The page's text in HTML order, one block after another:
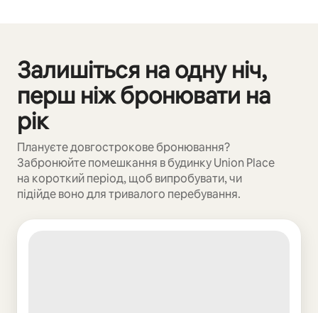
Залишіться на одну ніч,
перш ніж бронювати на
рік
Плануєте довгострокове бронювання?
Забронюйте помешкання в будинку Union Place
на короткий період, щоб випробувати, чи
підійде воно для тривалого перебування.
Відображаються 0 з 0